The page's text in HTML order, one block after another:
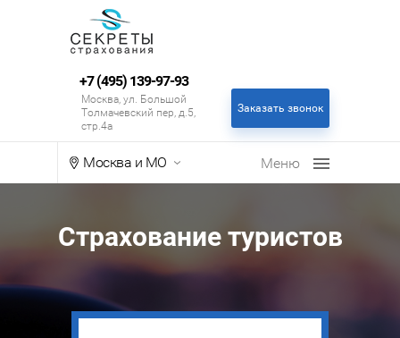
Москва и МО
+7 (495) 139-97-93
Москва, ул. Большой
Толмачевский пер, д.5,
стр.4а
Заказать звонок
Страхование туристов